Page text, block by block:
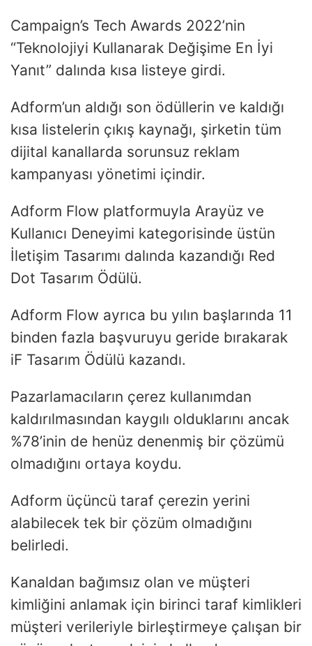
Campaign’s Tech Awards 2022’nin
“Teknolojiyi Kullanarak Değişime En İyi
Yanıt” dalında kısa listeye girdi.
Adform’un aldığı son ödüllerin ve kaldığı
kısa listelerin çıkış kaynağı, şirketin tüm
dijital kanallarda sorunsuz reklam
kampanyası yönetimi içindir.
Adform Flow platformuyla Arayüz ve
Kullanıcı Deneyimi kategorisinde üstün
İletişim Tasarımı dalında kazandığı Red
Dot Tasarım Ödülü.
Adform Flow ayrıca bu yılın başlarında 11
binden fazla başvuruyu geride bırakarak
iF Tasarım Ödülü kazandı.
Pazarlamacıların çerez kullanımdan
kaldırılmasından kaygılı olduklarını ancak
%78’inin de henüz denenmiş bir çözümü
olmadığını ortaya koydu.
Adform üçüncü taraf çerezin yerini
alabilecek tek bir çözüm olmadığını
belirledi.
Kanaldan bağımsız olan ve müşteri
kimliğini anlamak için birinci taraf kimlikleri
müşteri verileriyle birleştirmeye çalışan bir